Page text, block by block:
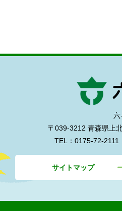
六
〒039-3212 青森県上
TEL：0175-72-2111
サイトマップ